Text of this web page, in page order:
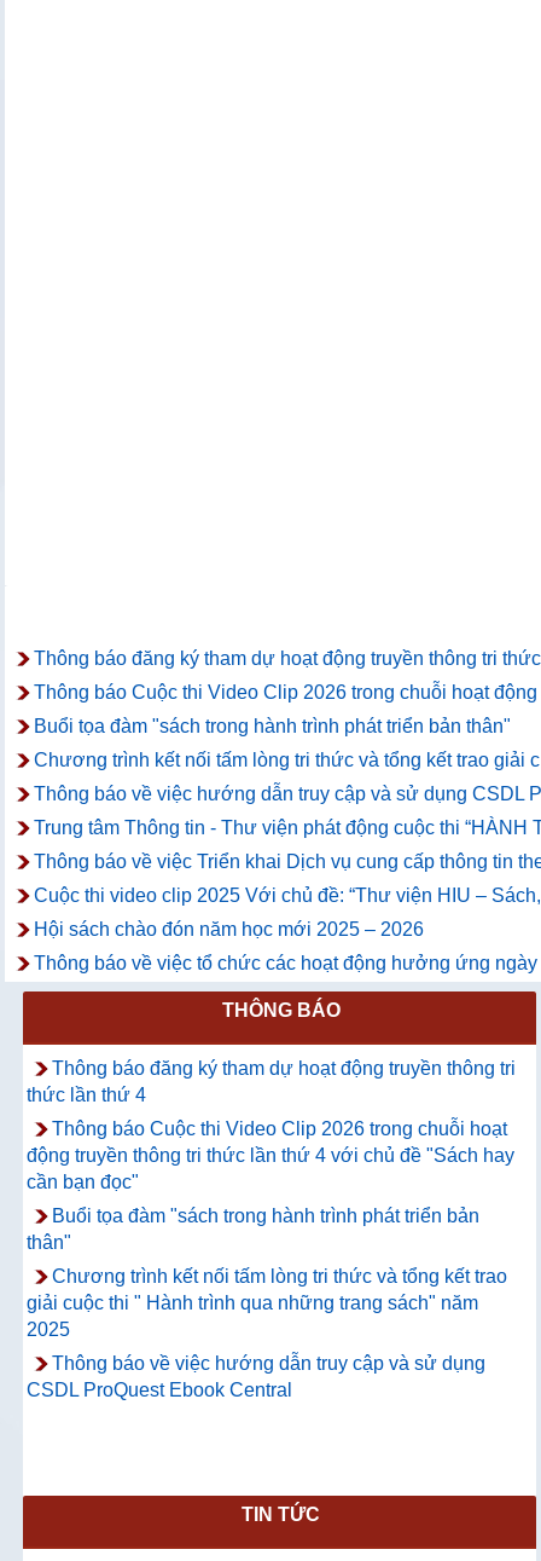
Thông báo đăng ký tham dự hoạt động truyền thông tri
Thông báo Cuộc thi Video Clip 2026 trong chuỗi hoạt
Buổi tọa đàm "sách trong hành trình phát triển bản thân"
Chương trình kết nối tấm lòng tri thức và tổng kết trao giải
Thông báo về việc hướng dẫn truy cập và sử dụng CSDL
Trung tâm Thông tin - Thư viện phát động cuộc thi
Thông báo về việc Triển khai Dịch vụ cung cấp thông tin
Cuộc thi video clip 2025 Với chủ đề: “Thư viện HIU –
Hội sách chào đón năm học mới 2025 – 2026
Thông báo về việc tổ chức các hoạt động hưởng ứng
THÔNG BÁO
Thông báo đăng ký tham dự hoạt động truyền thông tri
thức lần thứ 4
Thông báo Cuộc thi Video Clip 2026 trong chuỗi hoạt
động truyền thông tri thức lần thứ 4 với chủ đề "Sách hay
cần bạn đọc"
Buổi tọa đàm "sách trong hành trình phát triển bản
thân"
Chương trình kết nối tấm lòng tri thức và tổng kết trao
giải cuộc thi " Hành trình qua những trang sách" năm
2025
Thông báo về việc hướng dẫn truy cập và sử dụng
CSDL ProQuest Ebook Central
TIN TỨC